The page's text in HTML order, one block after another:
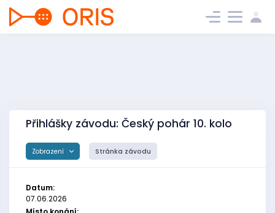
Přihlášky závodu: Český pohár 10. kolo
Zobrazení Stránka závodu
Datum:
07.06.2026